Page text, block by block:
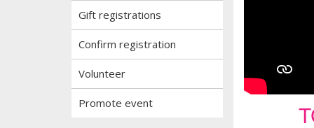
Gift registrations
Confirm registration
Volunteer
Promote event